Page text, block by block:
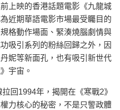
上映的香港話題電影《九龍城
近期華語電影市場最受矚目的
格動作場面、緊湊燒腦劇情與
吸引系列的粉絲回歸之外，因
妮等新面孔，也有吸引新世代
宇宙。
回1994年，揭開在《寒戰2》
力核心的秘密，不是只警政體